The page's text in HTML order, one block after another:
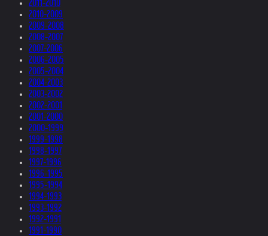
2011-2010
2010-2009
2009-2008
2008-2007
2007-2006
2006-2005
2005-2004
2004-2003
2003-2002
2002-2001
2001-2000
2000-1999
1999-1998
1998-1997
1997-1996
1996-1995
1995-1994
1994-1993
1993-1992
1992-1991
1991-1990